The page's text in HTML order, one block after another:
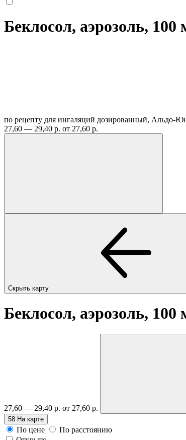
Беклосол, аэрозоль, 100
по рецепту для ингаляций дозированный, Альдо-
27,60 — 29,40 р. от 27,60 р.
Скрыть карту
Беклосол, аэрозоль, 100
27,60 — 29,40 р. от 27,60 р.
58 На карте
По цене
По расстоянию